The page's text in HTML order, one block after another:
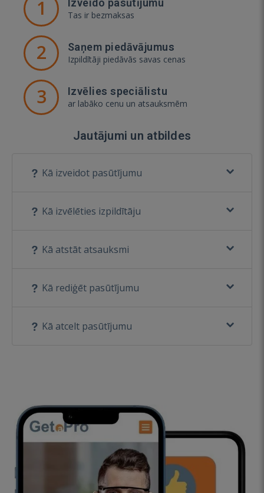
1 Tas ir bezmaksas
2 Saņem piedāvājumus
Izpildītāji piedāvās savas cenas
3 Izvēlies speciālistu
ar labāko cenu un atsauksmēm
Jautājumi un atbildes
Kā izveidot pasūtījumu
Kā izvēlēties izpildītāju
Kā atstāt atsauksmi
Kā rediģēt pasūtījumu
Kā atcelt pasūtījumu